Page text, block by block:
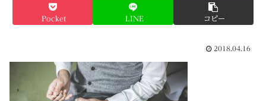
Pocket LINE コピー
2018.04.16